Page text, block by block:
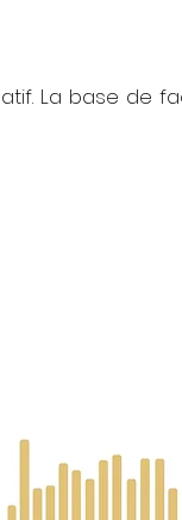
La base de